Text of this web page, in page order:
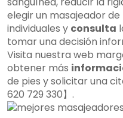
elegir un masajeador
individuales y consulta
tomar una decisión
Visita nuestra web
obtener más
de pies y solicitar una
620 729 330】.